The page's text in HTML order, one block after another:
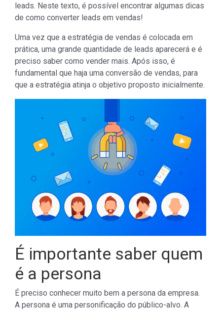
leads. Neste texto, é possível encontrar algumas dicas
de como converter leads em vendas!
Uma vez que a estratégia de vendas é colocada em
prática, uma grande quantidade de leads aparecerá e é
preciso saber como vender mais. Após isso, é
fundamental que haja uma conversão de vendas, para
que a estratégia atinja o objetivo proposto inicialmente.
É importante saber quem
é a persona
É preciso conhecer muito bem a persona da empresa.
A persona é uma personificação do público-alvo. A